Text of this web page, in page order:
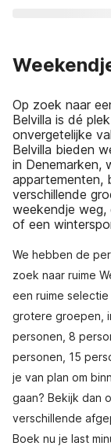
Op zoek naar
Belvilla is dé
onvergetelijke
Belvilla bieden
in Denemarken,
appartementen,
verschillende
weekendje
of een
We hebben de
zoek naar ruime
een ruime
grotere groepen,
personen, 8
personen, 15
je van plan om
gaan? Bekijk dan
verschillende
Boek nu je last